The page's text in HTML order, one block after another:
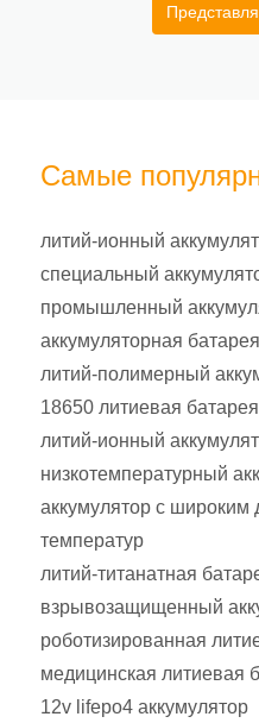
Самые
литий-ионный
специальный
промышленный
аккумуляторная батарея
литий-полимерный
18650 литиевая батарея
литий-ионный
низкотемпературный
аккумулятор с широким
температур
литий-титанатная
взрывозащищенный
роботизированная
медицинская литиевая
12v lifepo4 аккумулятор